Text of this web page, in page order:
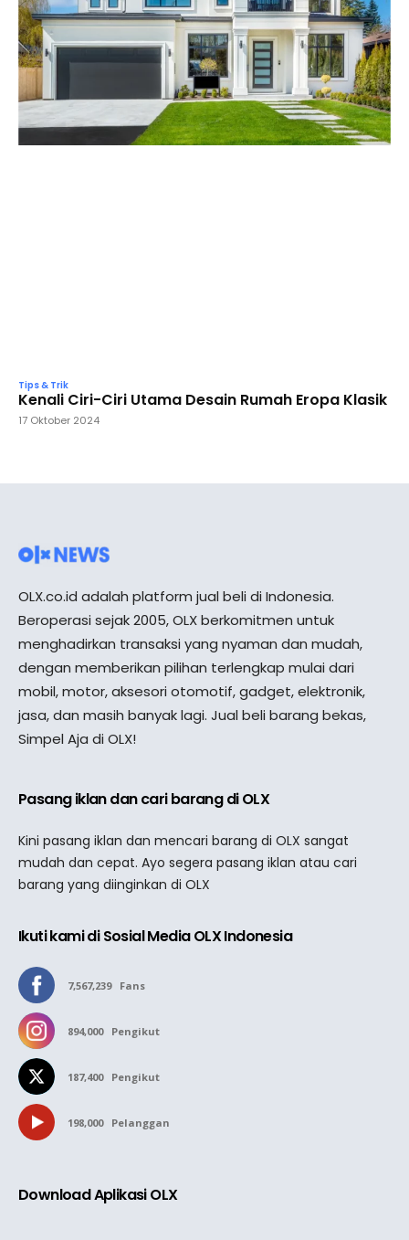
Tips & Trik
Kenali Ciri-Ciri Utama Desain Rumah Eropa Klasik
17 Oktober 2024
OLX.co.id adalah platform jual beli di Indonesia.
Beroperasi sejak 2005, OLX berkomitmen untuk
menghadirkan transaksi yang nyaman dan mudah,
dengan memberikan pilihan terlengkap mulai dari
mobil, motor, aksesori otomotif, gadget, elektronik,
jasa, dan masih banyak lagi. Jual beli barang bekas,
Simpel Aja di OLX!
Pasang iklan dan cari barang di OLX
Kini pasang iklan dan mencari barang di OLX sangat
mudah dan cepat. Ayo segera pasang iklan atau cari
barang yang diinginkan di OLX
Ikuti kami di Sosial Media OLX Indonesia
7,567,239 Fans
894,000 Pengikut
187,400 Pengikut
198,000 Pelanggan
Download Aplikasi OLX